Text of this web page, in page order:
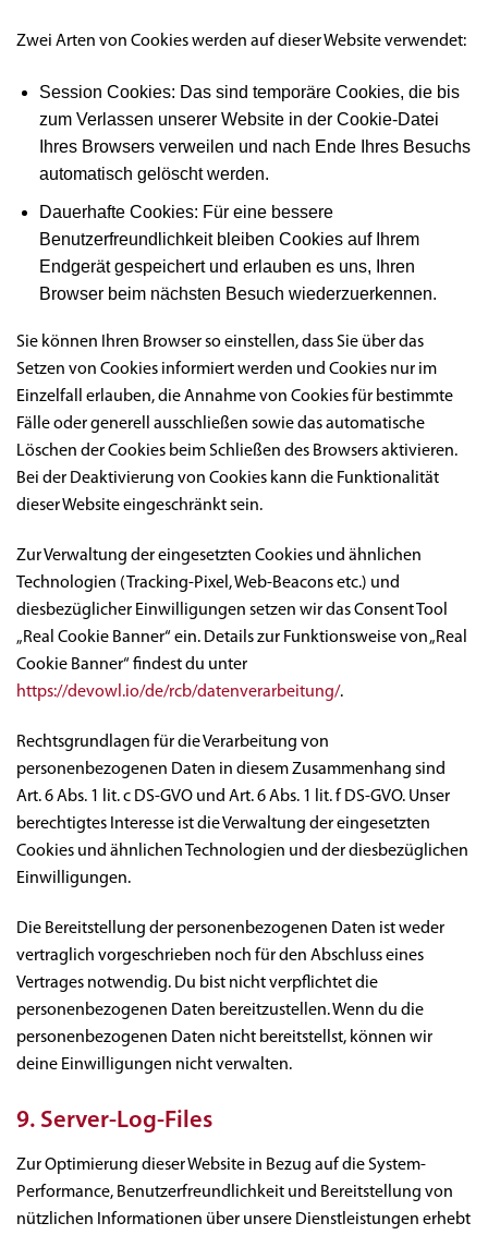
Zwei Arten von Cookies werden auf dieser Website verwendet:
Session Cookies: Das sind temporäre Cookies, die bis
zum Verlassen unserer Website in der Cookie-Datei
Ihres Browsers verweilen und nach Ende Ihres Besuchs
automatisch gelöscht werden.
Dauerhafte Cookies: Für eine bessere
Benutzerfreundlichkeit bleiben Cookies auf Ihrem
Endgerät gespeichert und erlauben es uns, Ihren
Browser beim nächsten Besuch wiederzuerkennen.
Sie können Ihren Browser so einstellen, dass Sie über das
Setzen von Cookies informiert werden und Cookies nur im
Einzelfall erlauben, die Annahme von Cookies für bestimmte
Fälle oder generell ausschließen sowie das automatische
Löschen der Cookies beim Schließen des Browsers aktivieren.
Bei der Deaktivierung von Cookies kann die Funktionalität
dieser Website eingeschränkt sein.
Zur Verwaltung der eingesetzten Cookies und ähnlichen
Technologien (Tracking-Pixel, Web-Beacons etc.) und
diesbezüglicher Einwilligungen setzen wir das Consent Tool
„Real Cookie Banner“ ein. Details zur Funktionsweise von „Real
Cookie Banner“ findest du unter
https://devowl.io/de/rcb/datenverarbeitung/.
Rechtsgrundlagen für die Verarbeitung von
personenbezogenen Daten in diesem Zusammenhang sind
Art. 6 Abs. 1 lit. c DS-GVO und Art. 6 Abs. 1 lit. f DS-GVO. Unser
berechtigtes Interesse ist die Verwaltung der eingesetzten
Cookies und ähnlichen Technologien und der diesbezüglichen
Einwilligungen.
Die Bereitstellung der personenbezogenen Daten ist weder
vertraglich vorgeschrieben noch für den Abschluss eines
Vertrages notwendig. Du bist nicht verpflichtet die
personenbezogenen Daten bereitzustellen. Wenn du die
personenbezogenen Daten nicht bereitstellst, können wir
deine Einwilligungen nicht verwalten.
9. Server-Log-Files
Zur Optimierung dieser Website in Bezug auf die System-
Performance, Benutzerfreundlichkeit und Bereitstellung von
nützlichen Informationen über unsere Dienstleistungen erhebt